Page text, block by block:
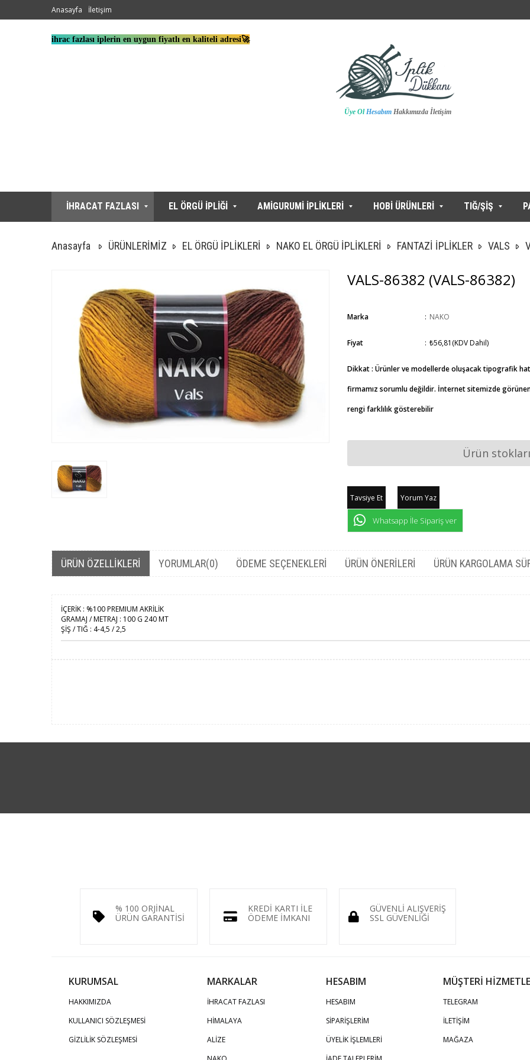
ihrac fazlası iplerin en uygun fiyatlı en kaliteli adresi🚀
Üye Ol Hesabım Hakkımızda İletişim
Anasayfa İletişim
İHRACAT FAZLASI EL ÖRGÜ İPLİĞİ AMİGURUMİ İPLİKLERİ HOBİ ÜRÜNLERİ TIĞ/ŞİŞ
Anasayfa ÜRÜNLERİMİZ EL ÖRGÜ İPLİKLERİ NAKO EL ÖRGÜ İPLİKLERİ FANTAZİ İPLİKLER VALS
VALS-86382 (VALS-86382)
Marka : NAKO
Fiyat : ₺56,81 (KDV Dahil)
Dikkat : Ürünler ve modellerde oluşacak tipografik
firmamız sorumlu değildir. İnternet sitemizde
rengi farklılık gösterebilir
Ürün
Tavsiye Et Yorum Yaz
Whatsapp İle Sipariş ver
ÜRÜN ÖZELLIKLERI YORUMLAR(0) ÖDEME SEÇENEKLERI ÜRÜN ÖNERILERI ÜRÜN KARGOLAMA
İÇERİK : %100 PREMIUM AKRİLİK
GRAMAJ / METRAJ : 100 G 240 MT
ŞİŞ / TIĞ : 4-4,5 / 2,5
% 100 ORJİNAL
ÜRÜN GARANTİSİ
KREDİ KARTI İLE
ÖDEME İMKANI
GÜVENLİ ALIŞVERİŞ
SSL GÜVENLİĞİ
KURUMSAL
HAKKIMIZDA
KULLANICI SÖZLEŞMESİ
GİZLİLİK SÖZLEŞMESİ
MARKALAR
İHRACAT FAZLASI
HİMALAYA
ALİZE
HESABIM
HESABIM
SİPARİŞLERİM
ÜYELİK İŞLEMLERİ
MÜŞTERİ
TELEGRAM
İLETİŞİM
MAĞAZA